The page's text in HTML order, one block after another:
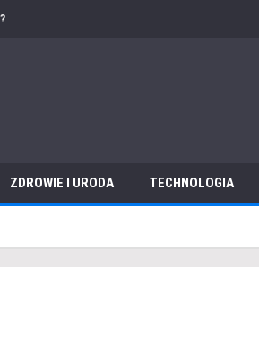
w obcym języku?
ZDROWIE I URODA TECHNOLOGIA